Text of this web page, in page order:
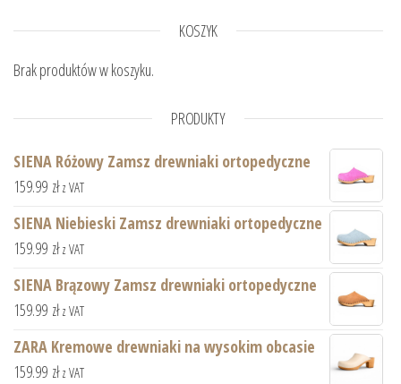
KOSZYK
Brak produktów w koszyku.
PRODUKTY
SIENA Różowy Zamsz drewniaki ortopedyczne
159.99 zł z VAT
SIENA Niebieski Zamsz drewniaki ortopedyczne
159.99 zł z VAT
SIENA Brązowy Zamsz drewniaki ortopedyczne
159.99 zł z VAT
ZARA Kremowe drewniaki na wysokim obcasie
159.99 zł z VAT